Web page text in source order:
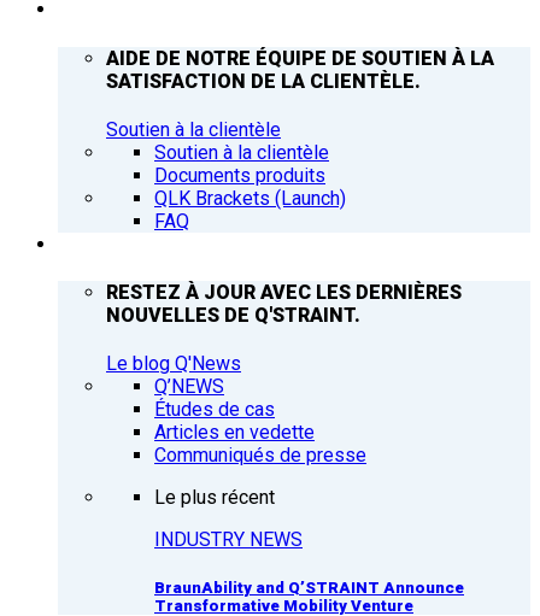
AIDE DE NOTRE ÉQUIPE DE SOUTIEN À LA
SATISFACTION DE LA CLIENTÈLE.
Soutien à la clientèle
Soutien à la clientèle
Documents produits
QLK Brackets (Launch)
FAQ
RESTEZ À JOUR AVEC LES DERNIÈRES
NOUVELLES DE Q'STRAINT.
Le blog Q'News
Q’NEWS
Études de cas
Articles en vedette
Communiqués de presse
Le plus récent
INDUSTRY NEWS
BraunAbility and Q’STRAINT Announce
Transformative Mobility Venture